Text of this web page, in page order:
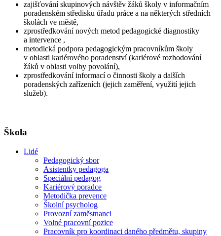
zajišťování skupinových návštěv žáků školy v informačním
poradenském středisku úřadu práce a na některých středních
školách ve městě,
zprostředkování nových metod pedagogické diagnostiky
a intervence ,
metodická podpora pedagogickým pracovníkům školy
v oblasti kariérového poradenství (kariérové rozhodování
žáků v oblasti volby povolání),
zprostředkování informací o činnosti školy a dalších
poradenských zařízeních (jejich zaměření, využití jejich
služeb).
Škola
Lidé
Pedagogický sbor
Asistentky pedagoga
Speciální pedagog
Kariérový poradce
Metodička prevence
Školní psycholog
Provozní zaměstnanci
Volné pracovní pozice
Pracovník pro koordinaci daného předmětu, skupiny